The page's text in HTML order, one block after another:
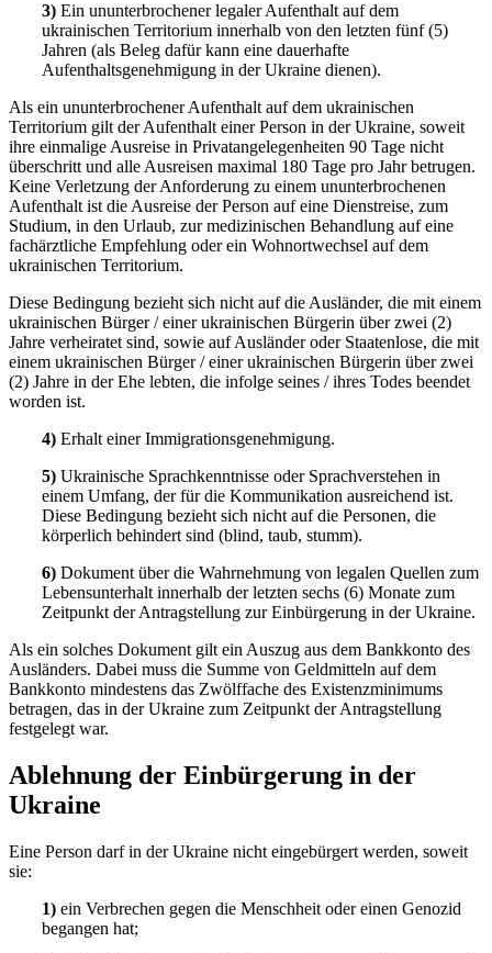
3) Ein ununterbrochener legaler Aufenthalt auf dem
ukrainischen Territorium innerhalb von den letzten fünf (5)
Jahren (als Beleg dafür kann eine dauerhafte
Aufenthaltsgenehmigung in der Ukraine dienen).
Als ein ununterbrochener Aufenthalt auf dem ukrainischen
Territorium gilt der Aufenthalt einer Person in der Ukraine, soweit
ihre einmalige Ausreise in Privatangelegenheiten 90 Tage nicht
überschritt und alle Ausreisen maximal 180 Tage pro Jahr betrugen.
Keine Verletzung der Anforderung zu einem ununterbrochenen
Aufenthalt ist die Ausreise der Person auf eine Dienstreise, zum
Studium, in den Urlaub, zur medizinischen Behandlung auf eine
fachärztliche Empfehlung oder ein Wohnortwechsel auf dem
ukrainischen Territorium.
Diese Bedingung bezieht sich nicht auf die Ausländer, die mit einem
ukrainischen Bürger / einer ukrainischen Bürgerin über zwei (2)
Jahre verheiratet sind, sowie auf Ausländer oder Staatenlose, die mit
einem ukrainischen Bürger / einer ukrainischen Bürgerin über zwei
(2) Jahre in der Ehe lebten, die infolge seines / ihres Todes beendet
worden ist.
4) Erhalt einer Immigrationsgenehmigung.
5) Ukrainische Sprachkenntnisse oder Sprachverstehen in
einem Umfang, der für die Kommunikation ausreichend ist.
Diese Bedingung bezieht sich nicht auf die Personen, die
körperlich behindert sind (blind, taub, stumm).
6) Dokument über die Wahrnehmung von legalen Quellen zum
Lebensunterhalt innerhalb der letzten sechs (6) Monate zum
Zeitpunkt der Antragstellung zur Einbürgerung in der Ukraine.
Als ein solches Dokument gilt ein Auszug aus dem Bankkonto des
Ausländers. Dabei muss die Summe von Geldmitteln auf dem
Bankkonto mindestens das Zwölffache des Existenzminimums
betragen, das in der Ukraine zum Zeitpunkt derAntragstellung
festgelegt war.
Ablehnung der Einbürgerung in der
Ukraine
Eine Person darf in der Ukraine nicht eingebürgert werden, soweit
sie:
1) ein Verbrechen gegen die Menschheit oder einen Genozid
begangen hat;